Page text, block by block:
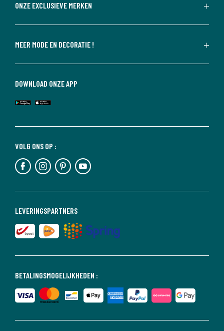
ONZE EXCLUSIEVE MERKEN
MEER MODE EN DECORATIE !
BETALINGSMOGELIJKHEDEN :
LEVERINGSPARTNERS
VOLG ONS OP :
DOWNLOAD ONZE APP